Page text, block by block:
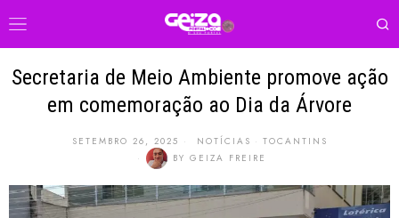
Secretaria de Meio Ambiente promove ação
em comemoração ao Dia da Árvore
SETEMBRO 26, 2025 NOTÍCIAS · TOCANTINS
BY GEIZA FREIRE